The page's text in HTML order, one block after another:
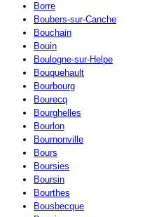
Borre
Boubers-sur-Canche
Bouchain
Bouin
Boulogne-sur-Helpe
Bouquehault
Bourbourg
Bourecq
Bourghelles
Bourlon
Bournonville
Bours
Boursies
Boursin
Bourthes
Bousbecque